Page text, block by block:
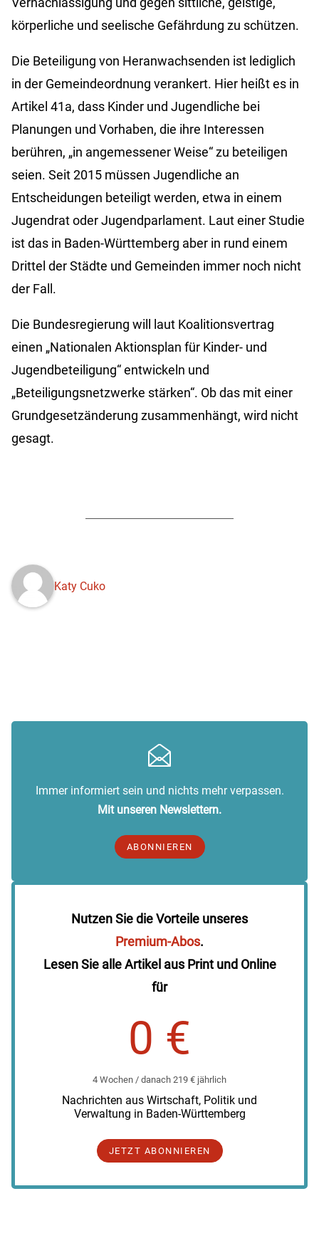
körperliche und seelische Gefährdung zu schützen.
Die Beteiligung von Heranwachsenden ist lediglich
in der Gemeindeordnung verankert. Hier heißt es in
Artikel 41a, dass Kinder und Jugendliche bei
Planungen und Vorhaben, die ihre Interessen
berühren, „in angemessener Weise“ zu beteiligen
seien. Seit 2015 müssen Jugendliche an
Entscheidungen beteiligt werden, etwa in einem
Jugendrat oder Jugendparlament. Laut einer Studie
ist das in Baden-Württemberg aber in rund einem
Drittel der Städte und Gemeinden immer noch nicht
der Fall.
Die Bundesregierung will laut Koalitionsvertrag
einen „Nationalen Aktionsplan für Kinder- und
Jugendbeteiligung“ entwickeln und
„Beteiligungsnetzwerke stärken“. Ob das mit einer
Grundgesetzänderung zusammenhängt, wird nicht
gesagt.
Katy Cuko
Immer informiert sein und nichts mehr verpassen.
Mit unseren Newslettern.
ABONNIEREN
Nutzen Sie die Vorteile unseres
Premium-Abos.
Lesen Sie alle Artikel aus Print und Online
für
0 €
4 Wochen / danach 219 € jährlich
Nachrichten aus Wirtschaft, Politik und
Verwaltung in Baden-Württemberg
JETZT ABONNIEREN